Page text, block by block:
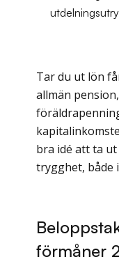
Tar du ut lön
allmän
bra idé att ta
trygghet, både
förmåner